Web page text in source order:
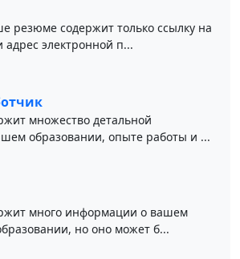
резюме содержит только ссылку на
электронной п...
множество детальной
образовании, опыте работы и ...
много информации о вашем
но оно может б...